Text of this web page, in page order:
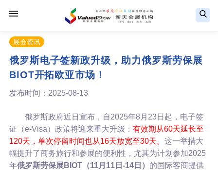
展会资讯
俄罗斯电子签新政升级，助力俄罗斯劳保展
BIOT开拓欧亚市场！
发布时间：2025-08-13
俄罗斯政府近日宣布，自2025年8月23日起，电子签
证（e-Visa）政策将迎来重大升级： 有效期从60天延长至
120天，单次停留时间也从16天放宽至30天。 这一举措大
幅提升了商务旅行和参展的便利性，尤其为计划参加2025
年俄罗斯劳保展BIOT（11月11日-14日） 的国际客商提供